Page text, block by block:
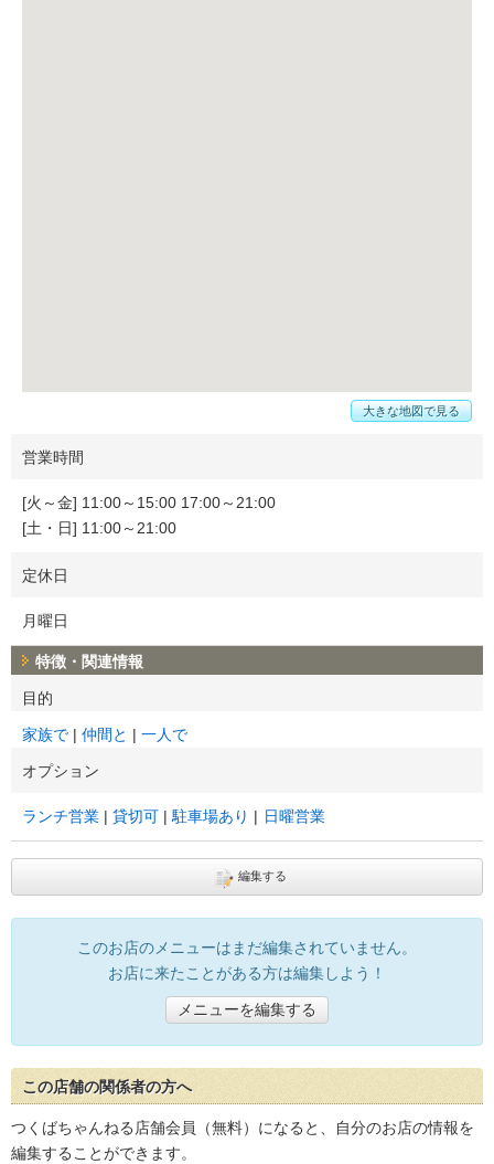
大きな地図で見る
営業時間
[火～金] 11:00～15:00 17:00～21:00
[土・日] 11:00～21:00
定休日
月曜日
特徴・関連情報
目的
家族で 仲間と 一人で
オプション
ランチ営業 貸切可 駐車場あり 日曜営業
編集する
このお店のメニューはまだ編集されていません。
お店に来たことがある方は編集しよう！
メニューを編集する
この店舗の関係者の方へ
つくばちゃんねる店舗会員（無料）になると、自分のお店の情報を
編集することができます。